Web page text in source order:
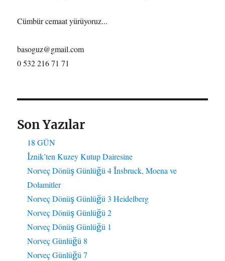
Cümbür cemaat yürüyoruz...
basoguz@gmail.com
0 532 216 71 71
Son Yazılar
18 GÜN
İznik’ten Kuzey Kutup Dairesine
Norveç Dönüş Günlüğü 4 İnsbruck, Moena ve
Dolamitler
Norveç Dönüş Günlüğü 3 Heidelberg
Norveç Dönüş Günlüğü 2
Norveç Dönüş Günlüğü 1
Norveç Günlüğü 8
Norveç Günlüğü 7